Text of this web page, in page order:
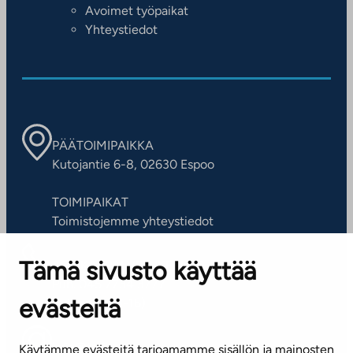
Tämä sivusto käyttää
evästeitä
Käytämme evästeitä tarjoamamme sisällön ja mainosten
Avoimet työpaikat
Yhteystiedot
PÄÄTOIMIPAIKKA
Kutojantie 6-8, 02630 Espoo
TOIMIPAIKAT
Toimistojemme yhteystiedot
ASIAKASPALVELUKESKUS
Puh. 045 7734 3777
(arkisin klo 8-16)
info@ta.fi